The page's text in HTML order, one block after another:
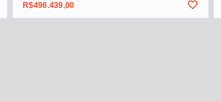
R$496.439,00